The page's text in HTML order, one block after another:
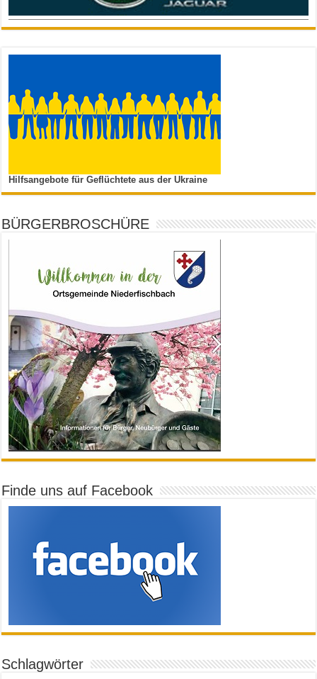
Hilfsangebote für Geflüchtete aus der Ukraine
BÜRGERBROSCHÜRE
Finde uns auf Facebook
Schlagwörter